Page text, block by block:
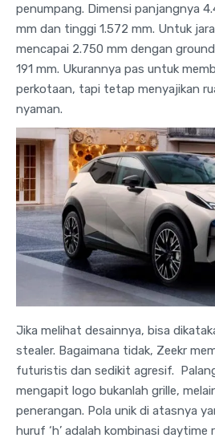
penumpang. Dimensi panjangnya
mm dan tinggi 1.572 mm. Untuk
mencapai 2.750 mm dengan
191 mm. Ukurannya pas untuk
perkotaan, tapi tetap menyajikan
nyaman.
Jika melihat desainnya, bisa
stealer. Bagaimana tidak, Zeekr
futuristis dan sedikit agresif.
mengapit logo bukanlah grille,
penerangan. Pola unik di atasnya
huruf ‘h’ adalah kombinasi